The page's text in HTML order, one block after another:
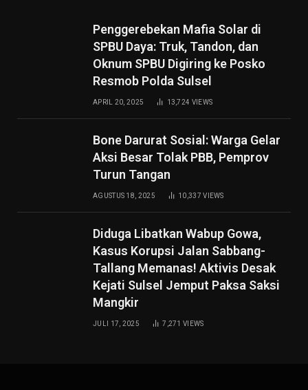
Penggerebekan Mafia Solar di
SPBU Daya: Truk, Tandon, dan
Oknum SPBU Digiring ke Posko
Resmob Polda Sulsel
APRIL 20, 2025 13,724 VIEWS
Bone Darurat Sosial: Warga Gelar
Aksi Besar Tolak PBB, Pemprov
Turun Tangan
AGUSTUS 18, 2025 10,337VIEWS
Diduga Libatkan Wabup Gowa,
Kasus Korupsi Jalan Sabbang-
Tallang Memanas! Aktivis Desak
Kejati Sulsel Jemput Paksa Saksi
Mangkir
JULI 17, 2025 7,271VIEWS